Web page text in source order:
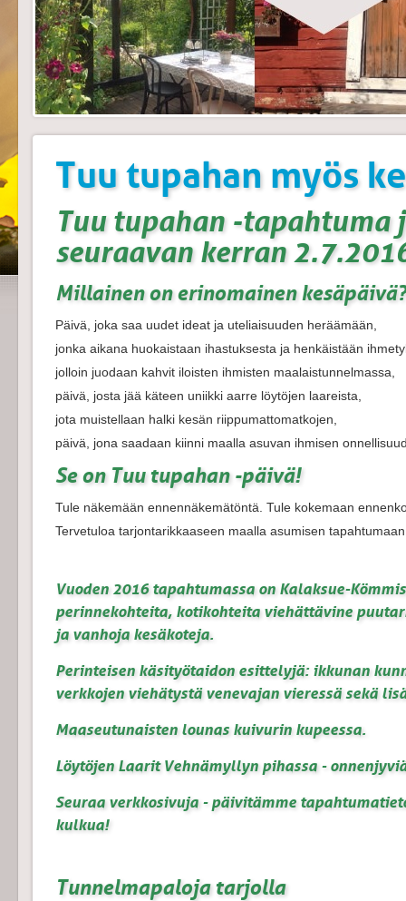
Tuu tupahan myös
Tuu tupahan -tapahtuma
seuraavan kerran
Millainen on erinomainen kesäpäivä?
Päivä, joka saa uudet ideat ja uteliaisuuden heräämään,
jonka aikana huokaistaan ihastuksesta ja henkäistään
jolloin juodaan kahvit iloisten ihmisten maalaistunnelmassa,
päivä, josta jää käteen uniikki aarre löytöjen laareista,
jota muistellaan halki kesän riippumattomatkojen,
päivä, jona saadaan kiinni maalla asuvan ihmisen
Se on Tuu tupahan -päivä!
Tule näkemään ennennäkemätöntä. Tule kokemaan
Tervetuloa tarjontarikkaaseen maalla asumisen
Vuoden 2016 tapahtumassa on Kalaksue-
perinnekohteita, kotikohteita viehättävine
ja vanhoja kesäkoteja.
Perinteisen käsityötaidon esittelyjä: ikkunan
verkkojen viehätystä venevajan vieressä sekä
Maaseutunaisten lounas kuivurin kupeessa.
Löytöjen Laarit Vehnämyllyn pihassa -
Seuraa verkkosivuja - päivitämme
kulkua!
Tunnelmapaloja tarjolla